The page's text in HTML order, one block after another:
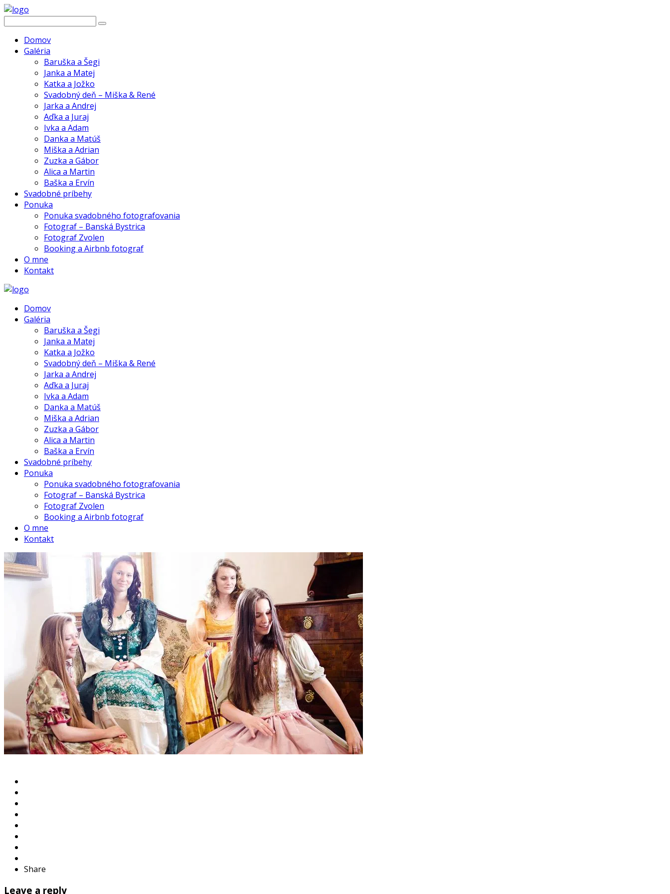
Domov
Galéria
Baruška a Šegi
Janka a Matej
Katka a Jožko
Svadobný deň – Miška & René
Jarka a Andrej
Aďka a Juraj
Ivka a Adam
Danka a Matúš
Miška a Adrian
Zuzka a Gábor
Alica a Martin
Baška a Ervín
Svadobné príbehy
Ponuka
Ponuka svadobného fotografovania
Fotograf – Banská Bystrica
Fotograf Zvolen
Booking a Airbnb fotograf
O mne
Kontakt
Domov
Galéria
Baruška a Šegi
Janka a Matej
Katka a Jožko
Svadobný deň – Miška & René
Jarka a Andrej
Aďka a Juraj
Ivka a Adam
Danka a Matúš
Miška a Adrian
Zuzka a Gábor
Alica a Martin
Baška a Ervín
Svadobné príbehy
Ponuka
Ponuka svadobného fotografovania
Fotograf – Banská Bystrica
Fotograf Zvolen
Booking a Airbnb fotograf
O mne
Kontakt
Share
Leave a reply